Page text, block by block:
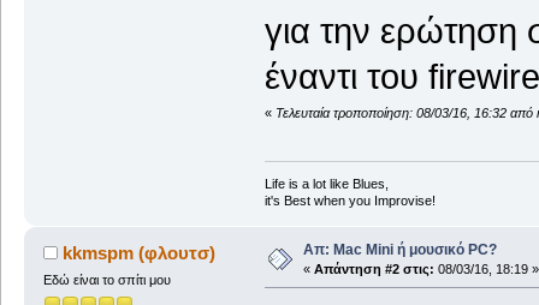
για την ερώτηση
έναντι του
« Τελευταία τροποποίηση: 08/03/16, 16:32 από
Life is a lot like Blues,
it's Best when you Improvise!
kkmspm (φλουτσ)
Εδώ είναι το σπίτι μου
Απ: Mac Mini ή μουσικό PC?
« Απάντηση #2 στις: 08/03/16, 18:19 »